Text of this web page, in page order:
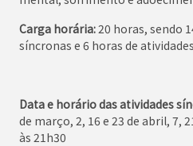
Carga horária:20 horas, sendo
síncronas e 6 horas de
Data e horário das atividades
de março, 2, 16 e 23 de abril, 7,
às 21h30